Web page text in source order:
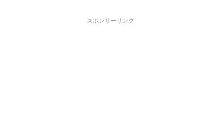
スポンサーリンク